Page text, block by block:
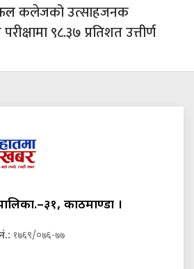
कलेजको उत्साहजनक
९८.३७ प्रतिशत उत्तीर्ण
काठमाण्डौं ।
१७६९/०७६-७७